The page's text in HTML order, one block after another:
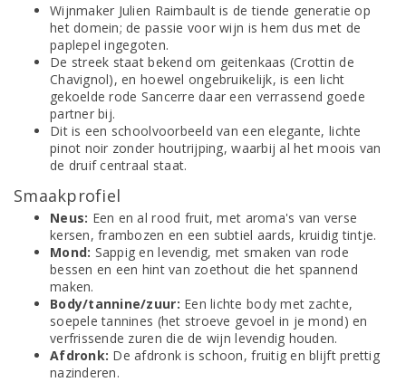
Wijnmaker Julien Raimbault is de tiende generatie op
het domein; de passie voor wijn is hem dus met de
paplepel ingegoten.
De streek staat bekend om geitenkaas (Crottin de
Chavignol), en hoewel ongebruikelijk, is een licht
gekoelde rode Sancerre daar een verrassend goede
partner bij.
Dit is een schoolvoorbeeld van een elegante, lichte
pinot noir zonder houtrijping, waarbij al het moois van
de druif centraal staat.
Smaakprofiel
Neus: Een en al rood fruit, met aroma's van verse
kersen, frambozen en een subtiel aards, kruidig tintje.
Mond: Sappig en levendig, met smaken van rode
bessen en een hint van zoethout die het spannend
maken.
Body/tannine/zuur: Een lichte body met zachte,
soepele tannines (het stroeve gevoel in je mond) en
verfrissende zuren die de wijn levendig houden.
Afdronk: De afdronk is schoon, fruitig en blijft prettig
nazinderen.